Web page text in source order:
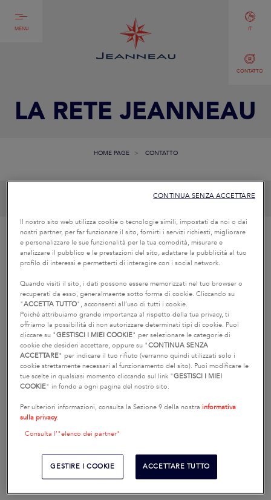
MENU
CONTATTO
IT
LA RETE JEANNEAU
HOME PAGE CONTATTO
HO UNA DOMANDA
DI NATURA
COMMERCIALE
Il nostro sito web utilizza cookie o tecnologie simili, impostati da noi o dai
nostri partner, per far funzionare il sito, fornirti i servizi richiesti, migliorare
e personalizzare le sue funzionalità per la tua comodità, misurare e
analizzare il pubblico e le prestazioni del sito, adattare la pubblicità al tuo
profilo di interessi e permetterti di interagire con i social network.
Quando visiti il sito, i dati possono essere memorizzati nel tuo browser o
recuperati da esso, generalmaente sotto forma di cookie. Cliccando su
"ACCETTA TUTTO", acconsenti all’uso di tutti i cookie.
Poiché attribuiamo grande importanza al rispetto della tua privacy, ti
offriamo la possibilità di non autorizzare determinati tipi di cookie. Puoi
cliccare su "GESTISCI I MIEI COOKIE" per selezionare le categorie di
cookie che desideri accettare, oppure su "CONTINUA SENZA
ACCETTARE" per indicare il tuo rifiuto (verranno quindi utilizzati solo i
cookie strettamente necessari al funzionamento del sito). Puoi modificare le
tue scelte in qualsiasi momento cliccando sul link "GESTISCI I MIEI
COOKIE" in fondo a ogni pagina del nostro sito.
Per ulteriori informazioni, consulta la Sezione 9 della nostra informativa
sulla privacy.
Consulta l’"elenco dei partner"
GESTIRE I COOKIE ACCETTARE TUTTO
CONTINUA SENZA ACCETTARE